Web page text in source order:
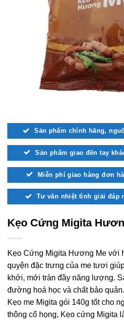
Sản phẩm chính hãng,
Sản phẩm giao đến tay
Miễn phí giao hàng đơn
Tư vấn nhiệt tình giải đáp
Kẹo Cứng Migita
Kẹo Cứng Migita Hương Me với
quyện đặc trưng của me tươi
khởi, mới tràn đầy năng lượng.
đường hoá học và chất bảo quản.
Kẹo me Migita gói 140g tốt cho
thông cổ họng, Kẹo cứng Migita